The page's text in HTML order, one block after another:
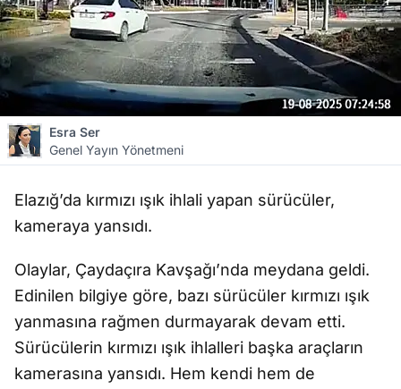
Esra Ser
Genel Yayın Yönetmeni
Elazığ’da kırmızı ışık ihlali yapan sürücüler,
kameraya yansıdı.
Olaylar, Çaydaçıra Kavşağı’nda meydana geldi.
Edinilen bilgiye göre, bazı sürücüler kırmızı ışık
yanmasına rağmen durmayarak devam etti.
Sürücülerin kırmızı ışık ihlalleri başka araçların
kamerasına yansıdı. Hem kendi hem de